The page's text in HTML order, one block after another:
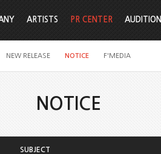
ARTISTS PR CENTER
NEW RELEASE NOTICE F'MEDIA
AUDITION
NOTICE
SUBJECT